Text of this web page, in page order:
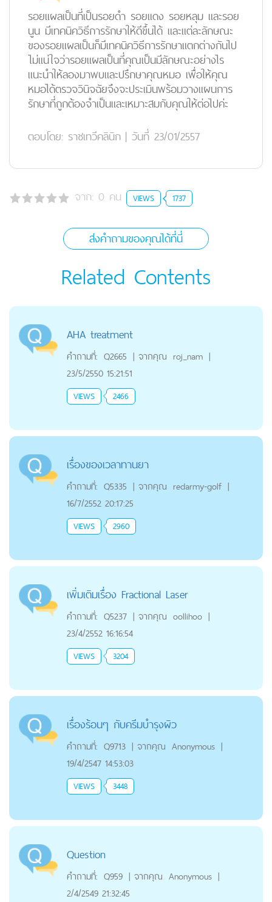
รอยแผลเป็นที่เป็นรอยดำ รอยแดง รอยหลุม และรอย
นูน มีเทคนิควิธีการรักษาให้ดีขึ้นได้ และแต่ละลักษณะ
ของรอยแผลเป็นก็มีเทคนิควิธีการรักษาแตกต่างกันไป
ไม่แน่ใจว่ารอยแผลเป็นที่คุณเป็นมีลักษณะอย่างไร
แนะนำให้ลองมาพบและปรึกษาคุณหมอ เพื่อให้คุณ
หมอได้ตรวจวินิจฉัยจึงจะประเมินพร้อมวางแผนการ
รักษาที่ถูกต้องจำเป็นและเหมาะสมกับคุณให้ต่อไปค่ะ
ตอบโดย: ราชเทวีคลินิก | วันที่ 23/01/2557
จาก: 0 คน VIEWS 1737
ส่งคำถามของคุณได้ที่นี่
Related Contents
AHA treatment
คำถามที่: Q2665 | จากคุณ roj_nam |
23/5/2550 15:21:51
VIEWS 2466
เรื่องของเวลาทานยา
คำถามที่: Q5335 | จากคุณ redarmy-golf |
16/7/2552 20:17:25
VIEWS 2960
เพิ่มเติมเรื่อง Fractional Laser
คำถามที่: Q5237 | จากคุณ oollihoo |
23/4/2552 16:16:54
VIEWS 3204
เรื่องร้อนๆ กับครีมบำรุงผิว
คำถามที่: Q9713 | จากคุณ Anonymous |
19/4/2547 14:53:03
VIEWS 3448
Question
คำถามที่: Q959 | จากคุณ Anonymous |
2/4/2549 21:32:45